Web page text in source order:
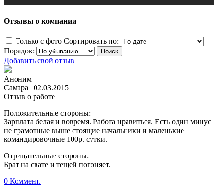
Отзывы о компании
Только с фото Сортировать по:
Порядок:
Добавить свой отзыв
Аноним
Самара | 02.03.2015
Отзыв о работе
Положительные стороны:
Зарплата белая и вовремя. Работа нравиться. Есть один минус
не грамотные выше стоящие начальники и маленькие
командировочные 100р. сутки.
Отрицательные стороны:
Брат на свате и тещей погоняет.
0 Коммент.